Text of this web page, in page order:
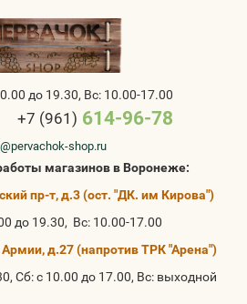
до 19.30, Вс: 10.00-17.00
+7 (961) 614-96-78
shop.ru
магазинов в Воронеже:
пр-т, д.3 (ост. "ДК. им Кирова")
до 19.30, Вс: 10.00-17.00
д.27 (напротив ТРК "Арена")
Сб: с 10.00 до 17.00, Вс: выходной